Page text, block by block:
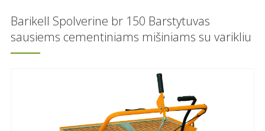
Barikell Spolverine br 150 Barstytuvas
sausiems cementiniams mišiniams su varikliu